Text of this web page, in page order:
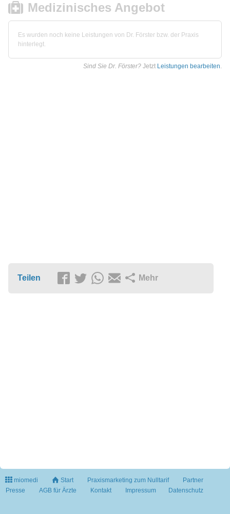
Medizinisches Angebot
Es wurden noch keine Leistungen von Dr. Förster bzw. der Praxis
hinterlegt.
Sind Sie Dr. Förster? Jetzt Leistungen bearbeiten.
Teilen Mehr
miomedi Start Praxismarketing zum Nulltarif
Partner
Presse
AGB für Ärzte Kontakt Impressum Datenschutz